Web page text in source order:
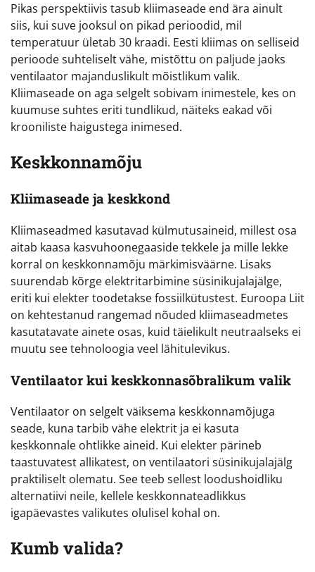
Pikas perspektiivis tasub kliimaseade end ära ainult
siis, kui suve jooksul on pikad perioodid, mil
temperatuur ületab 30 kraadi. Eesti kliimas on selliseid
perioode suhteliselt vähe, mistõttu on paljude jaoks
ventilaator majanduslikult mõistlikum valik.
Kliimaseade on aga selgelt sobivam inimestele, kes on
kuumuse suhtes eriti tundlikud, näiteks eakad või
krooniliste haigustega inimesed.
Keskkonnamõju
Kliimaseade ja keskkond
Kliimaseadmed kasutavad külmutusaineid, millest osa
aitab kaasa kasvuhoonegaaside tekkele ja mille lekke
korral on keskkonnamõju märkimisväärne. Lisaks
suurendab kõrge elektritarbimine süsinikujalajälge,
eriti kui elekter toodetakse fossiilkütustest. Euroopa Liit
on kehtestanud rangemad nõuded kliimaseadmetes
kasutatavate ainete osas, kuid täielikult neutraalseks ei
muutu see tehnoloogia veel lähitulevikus.
Ventilaator kui keskkonnasõbralikum valik
Ventilaator on selgelt väiksema keskkonnamõjuga
seade, kuna tarbib vähe elektrit ja ei kasuta
keskkonnale ohtlikke aineid. Kui elekter pärineb
taastuvatest allikatest, on ventilaatori süsinikujalajälg
praktiliselt olematu. See teeb sellest loodushoidliku
alternatiivi neile, kellele keskkonnateadlikkus
igapäevastes valikutes olulisel kohal on.
Kumb valida?